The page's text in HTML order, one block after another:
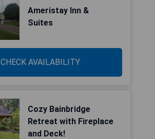
Ameristay Inn &
Suites
CHECK AVAILABILITY
Cozy Bainbridge
Retreat with Fireplace
and Deck!